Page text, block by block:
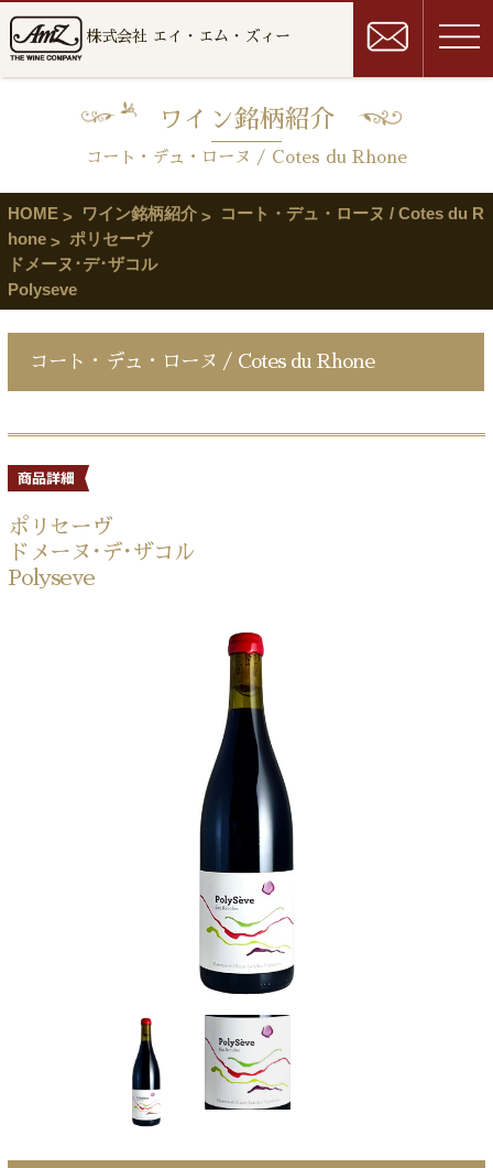
株式会社 エイ・エム・ズィー
ワイン銘柄紹介
コート・デュ・ローヌ / Cotes du Rhone
HOME ワイン銘柄紹介
コート・デュ・ローヌ / Cotes du R
hone
ポリセーヴ
ドメーヌ･デ･ザコル
Polyseve
コート・デュ・ローヌ / Cotes du Rhone
ポリセーヴ
ドメーヌ･デ･ザコル
Polyseve